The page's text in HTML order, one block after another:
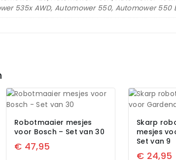
535x AWD, Automower 550, Automower 550
Robotmaaier mesjes
voor Bosch – Set van 30
€ 47,95
Skarp
mesjes
Set van 9
€ 24,95